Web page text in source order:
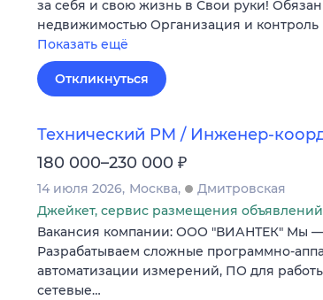
за себя и свою жизнь в Свои руки!
недвижимостью Организация и
Показать ещё
Откликнуться
Технический PM / Инженер-
180 000–230 000 ₽
14 июля 2026 Москва
Дмитровская
Джейкет, сервис размещения объявлений
Вакансия компании: ООО "ВИАНТЕК" Мы
Разрабатываем сложные программно-
автоматизации измерений, ПО для
сетевые…